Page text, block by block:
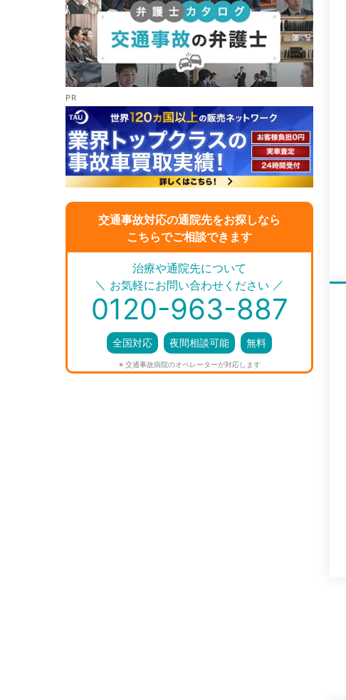
交通事故対応の通院先をお探しなら
こちらでご相談できます
＼ ／
治療や通院先について
お気軽にお問い合わせください
0120-963-887
全国対応 夜間相談可能 無料
※ 交通事故病院のオペレーターが対応します